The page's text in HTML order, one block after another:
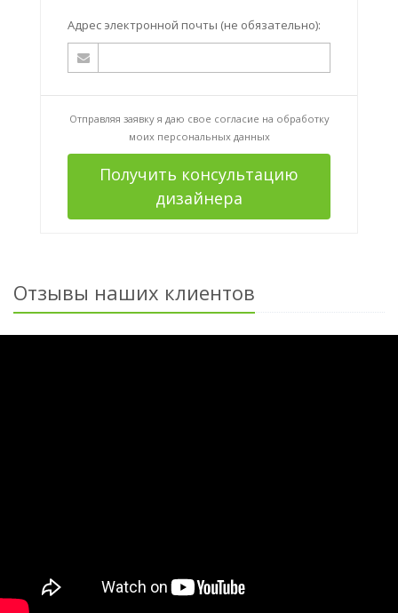
Адрес электронной почты (не обязательно):
Отправляя заявку я даю свое согласие на обработку
моих персональных данных
Получить консультацию
дизайнера
Отзывы наших клиентов